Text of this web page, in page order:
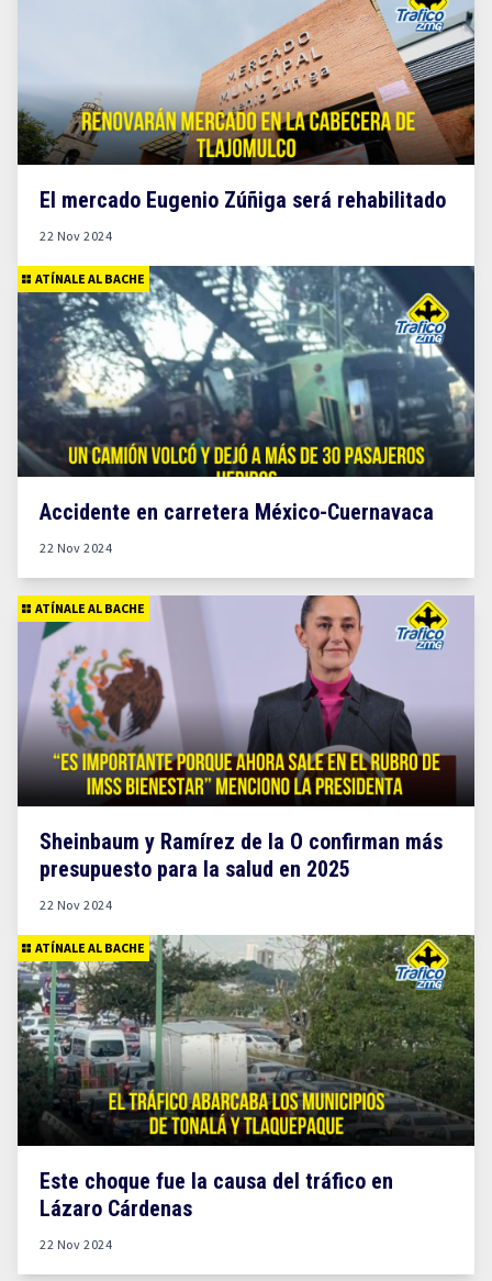
El mercado Eugenio Zúñiga será rehabilitado
22 Nov 2024
ATÍNALE AL BACHE
Accidente en carretera México-Cuernavaca
22 Nov 2024
ATÍNALE AL BACHE
Sheinbaum y Ramírez de la O confirman más
presupuesto para la salud en 2025
22 Nov 2024
ATÍNALE AL BACHE
Este choque fue la causa del tráfico en
Lázaro Cárdenas
22 Nov 2024